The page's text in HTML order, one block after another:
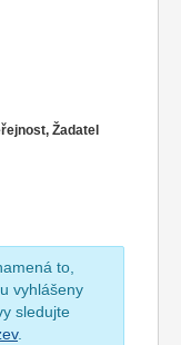
Žadatel
to,
vyhlášeny
sledujte
.